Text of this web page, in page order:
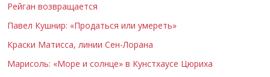
Рейган возвращается
Павел Кушнир: «Продаться или умереть»
Краски Матисса, линии Сен-Лорана
Марисоль: «Море и солнце» в Кунстхаусе Цюриха